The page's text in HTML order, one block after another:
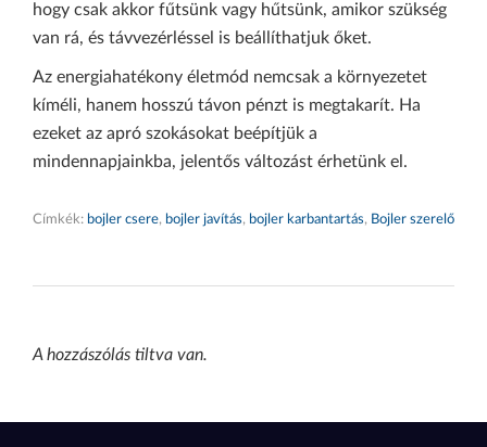
hogy csak akkor fűtsünk vagy hűtsünk, amikor szükség
van rá, és távvezérléssel is beállíthatjuk őket.
Az energiahatékony életmód nemcsak a környezetet
kíméli, hanem hosszú távon pénzt is megtakarít. Ha
ezeket az apró szokásokat beépítjük a
mindennapjainkba, jelentős változást érhetünk el.
Címkék: bojler csere, bojler javítás, bojler karbantartás, Bojler szerelő
A hozzászólás tiltva van.